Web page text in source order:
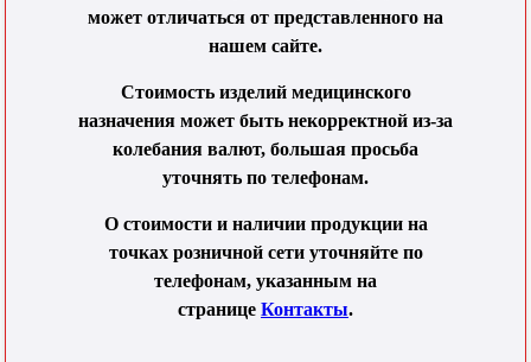
может отличаться от представленного на
нашем сайте.
Стоимость изделий медицинского
назначения может быть некорректной из-за
колебания валют, большая просьба
уточнять по телефонам.
О стоимости и наличии продукции на
точках розничной сети уточняйте по
телефонам, указанным на
странице Контакты.